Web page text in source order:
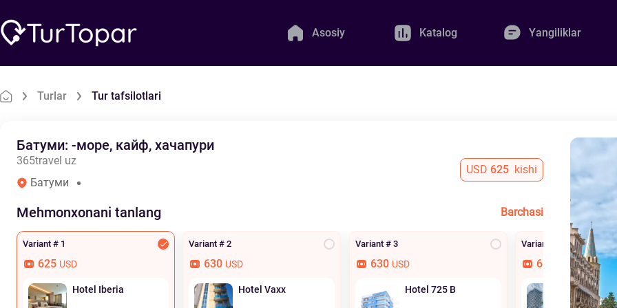
Asosiy Katalog Yangiliklar
Turlar Tur tafsilotlari
Батуми: -море, кайф, хачапури
365travel uz
Батуми
USD 625 kishi
Mehmonxonani tanlang Barchasi
Variant # 1
625 USD
Hotel Iberia
Variant # 2
630 USD
Hotel Vaxx
Variant # 3
630 USD
Hotel 725 B
Variant # 4
665 USD
Orbi
Hotel